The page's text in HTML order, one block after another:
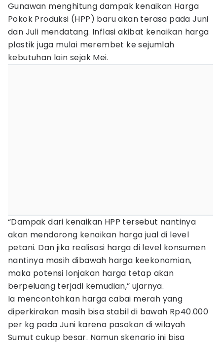
Gunawan menghitung dampak kenaikan Harga
Pokok Produksi (HPP) baru akan terasa pada Juni
dan Juli mendatang. Inflasi akibat kenaikan harga
plastik juga mulai merembet ke sejumlah
kebutuhan lain sejak Mei.
“Dampak dari kenaikan HPP tersebut nantinya
akan mendorong kenaikan harga jual di level
petani. Dan jika realisasi harga di level konsumen
nantinya masih dibawah harga keekonomian,
maka potensi lonjakan harga tetap akan
berpeluang terjadi kemudian,” ujarnya.
Ia mencontohkan harga cabai merah yang
diperkirakan masih bisa stabil di bawah Rp40.000
per kg pada Juni karena pasokan di wilayah
Sumut cukup besar. Namun skenario ini bisa